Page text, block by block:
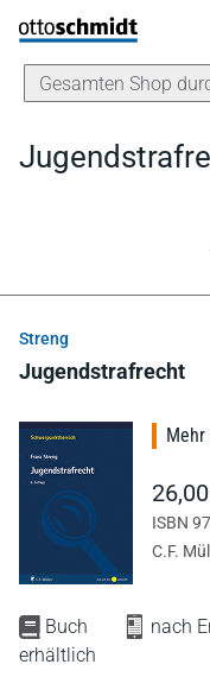
Direkt zum Inhalt
Streng
Jugendstrafrecht
Buch
nach
erhältlich
ISBN
C.F.